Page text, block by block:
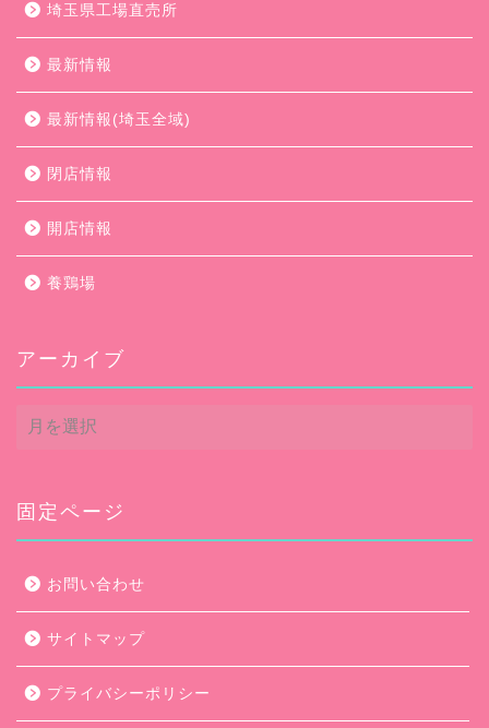
埼玉県工場直売所
最新情報
最新情報(埼玉全域)
閉店情報
開店情報
養鶏場
アーカイブ
ア
ー
ブ
固定ページ
お問い合わせ
サイトマップ
プライバシーポリシー